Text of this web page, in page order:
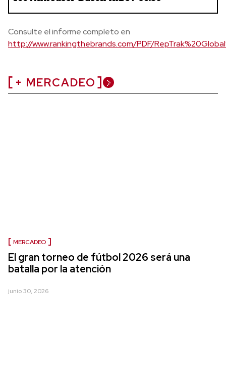
Consulte el informe completo en
http://www.rankingthebrands.com/PDF/
+ MERCADEO
MERCADEO
El gran torneo de fútbol 2026 será una
batalla por la atención
junio 30, 2026